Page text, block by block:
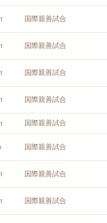
国際親善試合
国際親善試合
国際親善試合
国際親善試合
国際親善試合
国際親善試合
国際親善試合
国際親善試合